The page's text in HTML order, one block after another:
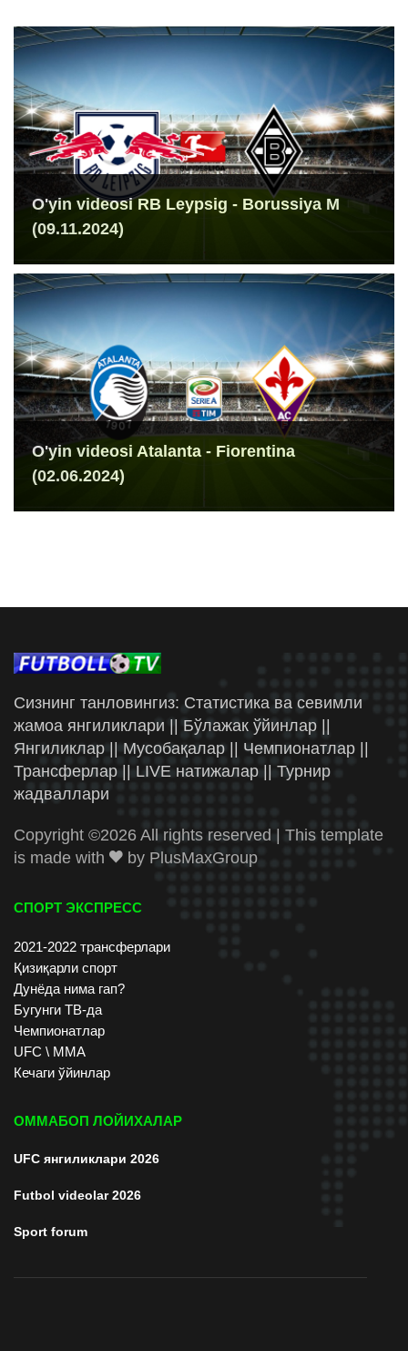
O'yin videosi RB Leypsig - Borussiya M
(09.11.2024)
O'yin videosi Atalanta - Fiorentina
(02.06.2024)
Сизнинг танловингиз: Статистика ва севимли
жамоа янгиликлари || Бўлажак ўйинлар ||
Янгиликлар || Мусобақалар || Чемпионатлар ||
Трансферлар || LIVE натижалар || Турнир
жадваллари
Copyright ©2026 All rights reserved | This template
is made with
by PlusMaxGroup
СПОРТ ЭКСПРЕСС
2021-2022 трансферлари
Қизиқарли спорт
Дунёда нима гап?
Бугунги ТВ-да
Чемпионатлар
UFC \ ММА
Кечаги ўйинлар
ОММАБОП ЛОЙИХАЛАР
UFC янгиликлари 2026
Futbol videolar 2026
Sport forum